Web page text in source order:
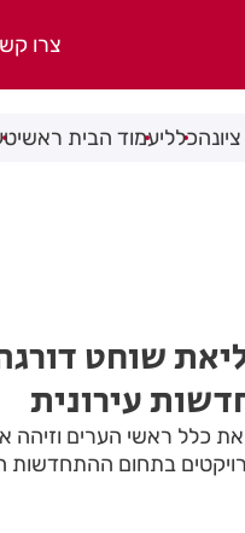
צרו
כלליעמוד הבית ראשי
עירונית
את כלל ראשי הערים
קידומם של 16 פרויקטים בתחום